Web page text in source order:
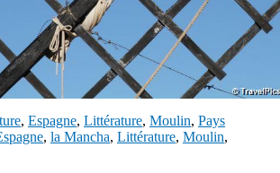
, Espagne, Littérature, Moulin, Pays
, la Mancha, Littérature, Moulin,